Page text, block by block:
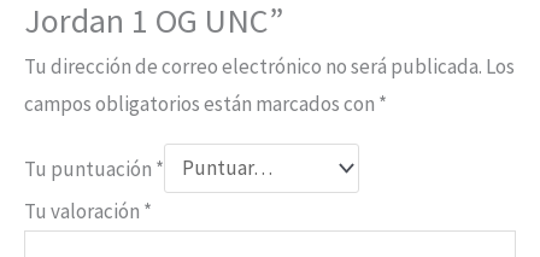
Jordan 1 OG UNC”
Tu dirección de correo electrónico no será publicada. Los
campos obligatorios están marcados con *
Tu puntuación *
Tu valoración *